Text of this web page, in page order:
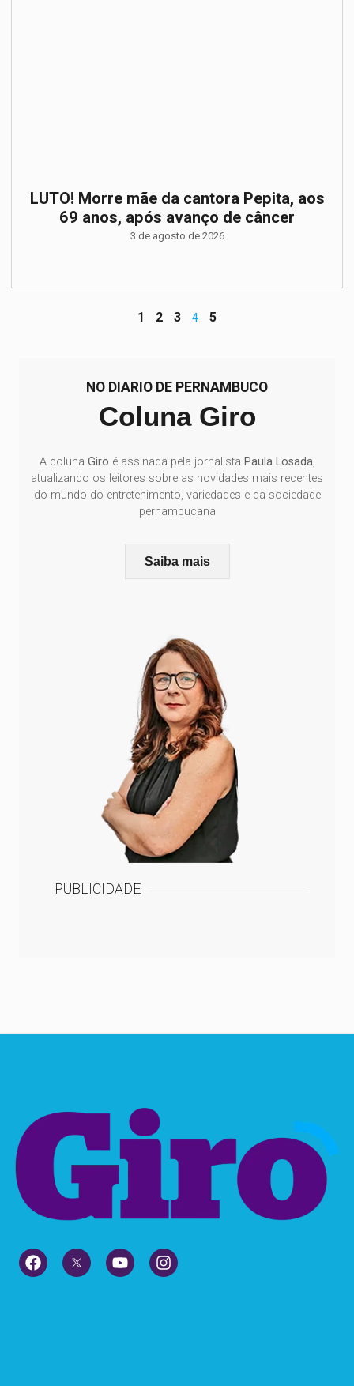
LUTO! Morre mãe da cantora Pepita, aos
69 anos, após avanço de câncer
3 de agosto de 2026
1 2 3 4 5
NO DIARIO DE PERNAMBUCO
Coluna Giro
A coluna Giro é assinada pela jornalista Paula Losada,
atualizando os leitores sobre as novidades mais recentes
do mundo do entretenimento, variedades e da sociedade
pernambucana
Saiba mais
PUBLICIDADE